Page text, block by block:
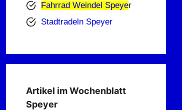
Fahrrad Weindel Speyer
Stadtradeln Speyer
Artikel im Wochenblatt
Speyer